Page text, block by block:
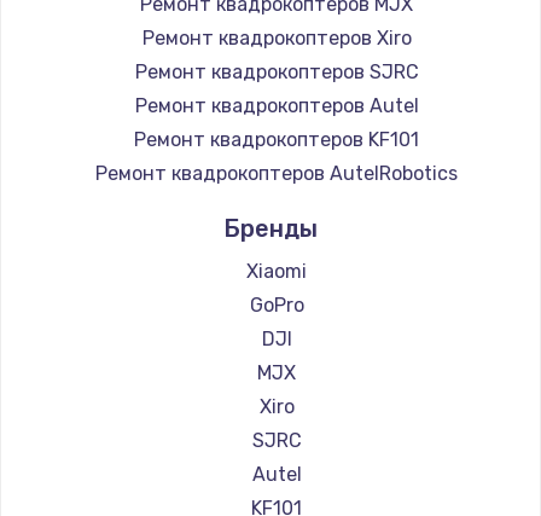
Ремонт квадрокоптеров Xiro
Ремонт квадрокоптеров SJRC
Ремонт квадрокоптеров Autel
Ремонт квадрокоптеров KF101
Ремонт квадрокоптеров AutelRobotics
Бренды
Xiaomi
GoPro
DJI
MJX
Xiro
SJRC
Autel
KF101